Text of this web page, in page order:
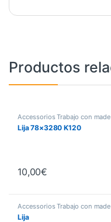
Productos
Accessorios Trabajo con
Lija 78×3280 K120
10,00€
Accessorios Trabajo con
Lija